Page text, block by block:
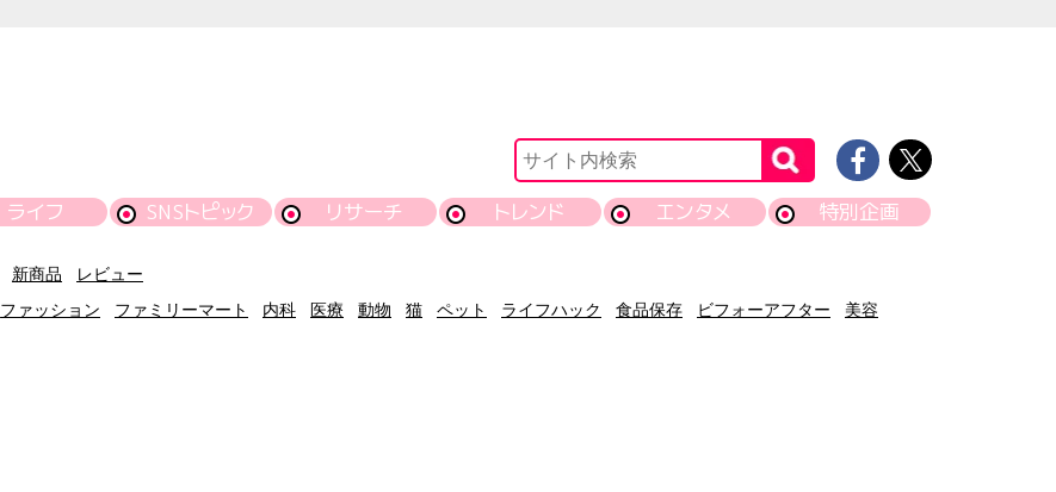
ライフ SNSトピック リサーチ トレンド エンタメ 特別企画
新商品
レビュー
ファッション ファミリーマート 内科 医療 動物 猫 ペット ライフハック 食品保存 ビフォーアフター
美容